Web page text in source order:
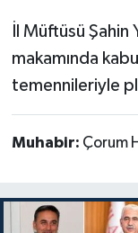
İl Müftüsü
makamında
temennileriyle
Muhabir: Çorum